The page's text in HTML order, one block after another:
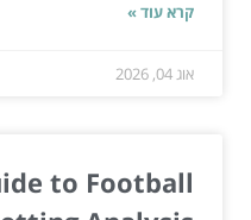
קרא עוד »
אוג 04, 2026
to Football